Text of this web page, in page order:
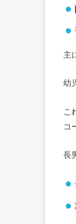
主
幼
こ
コ
長